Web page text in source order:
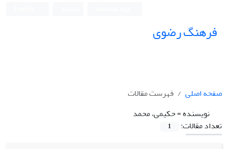
فرهنگ رضوی
صفحه اصلی
فهرست مقالات
نویسنده =حکیمی، محمد
تعداد مقالات:
1